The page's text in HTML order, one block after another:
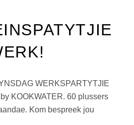
WERKSPARTYTJIE
KOOKWATER. 60 plussers
Kom bespreek jou